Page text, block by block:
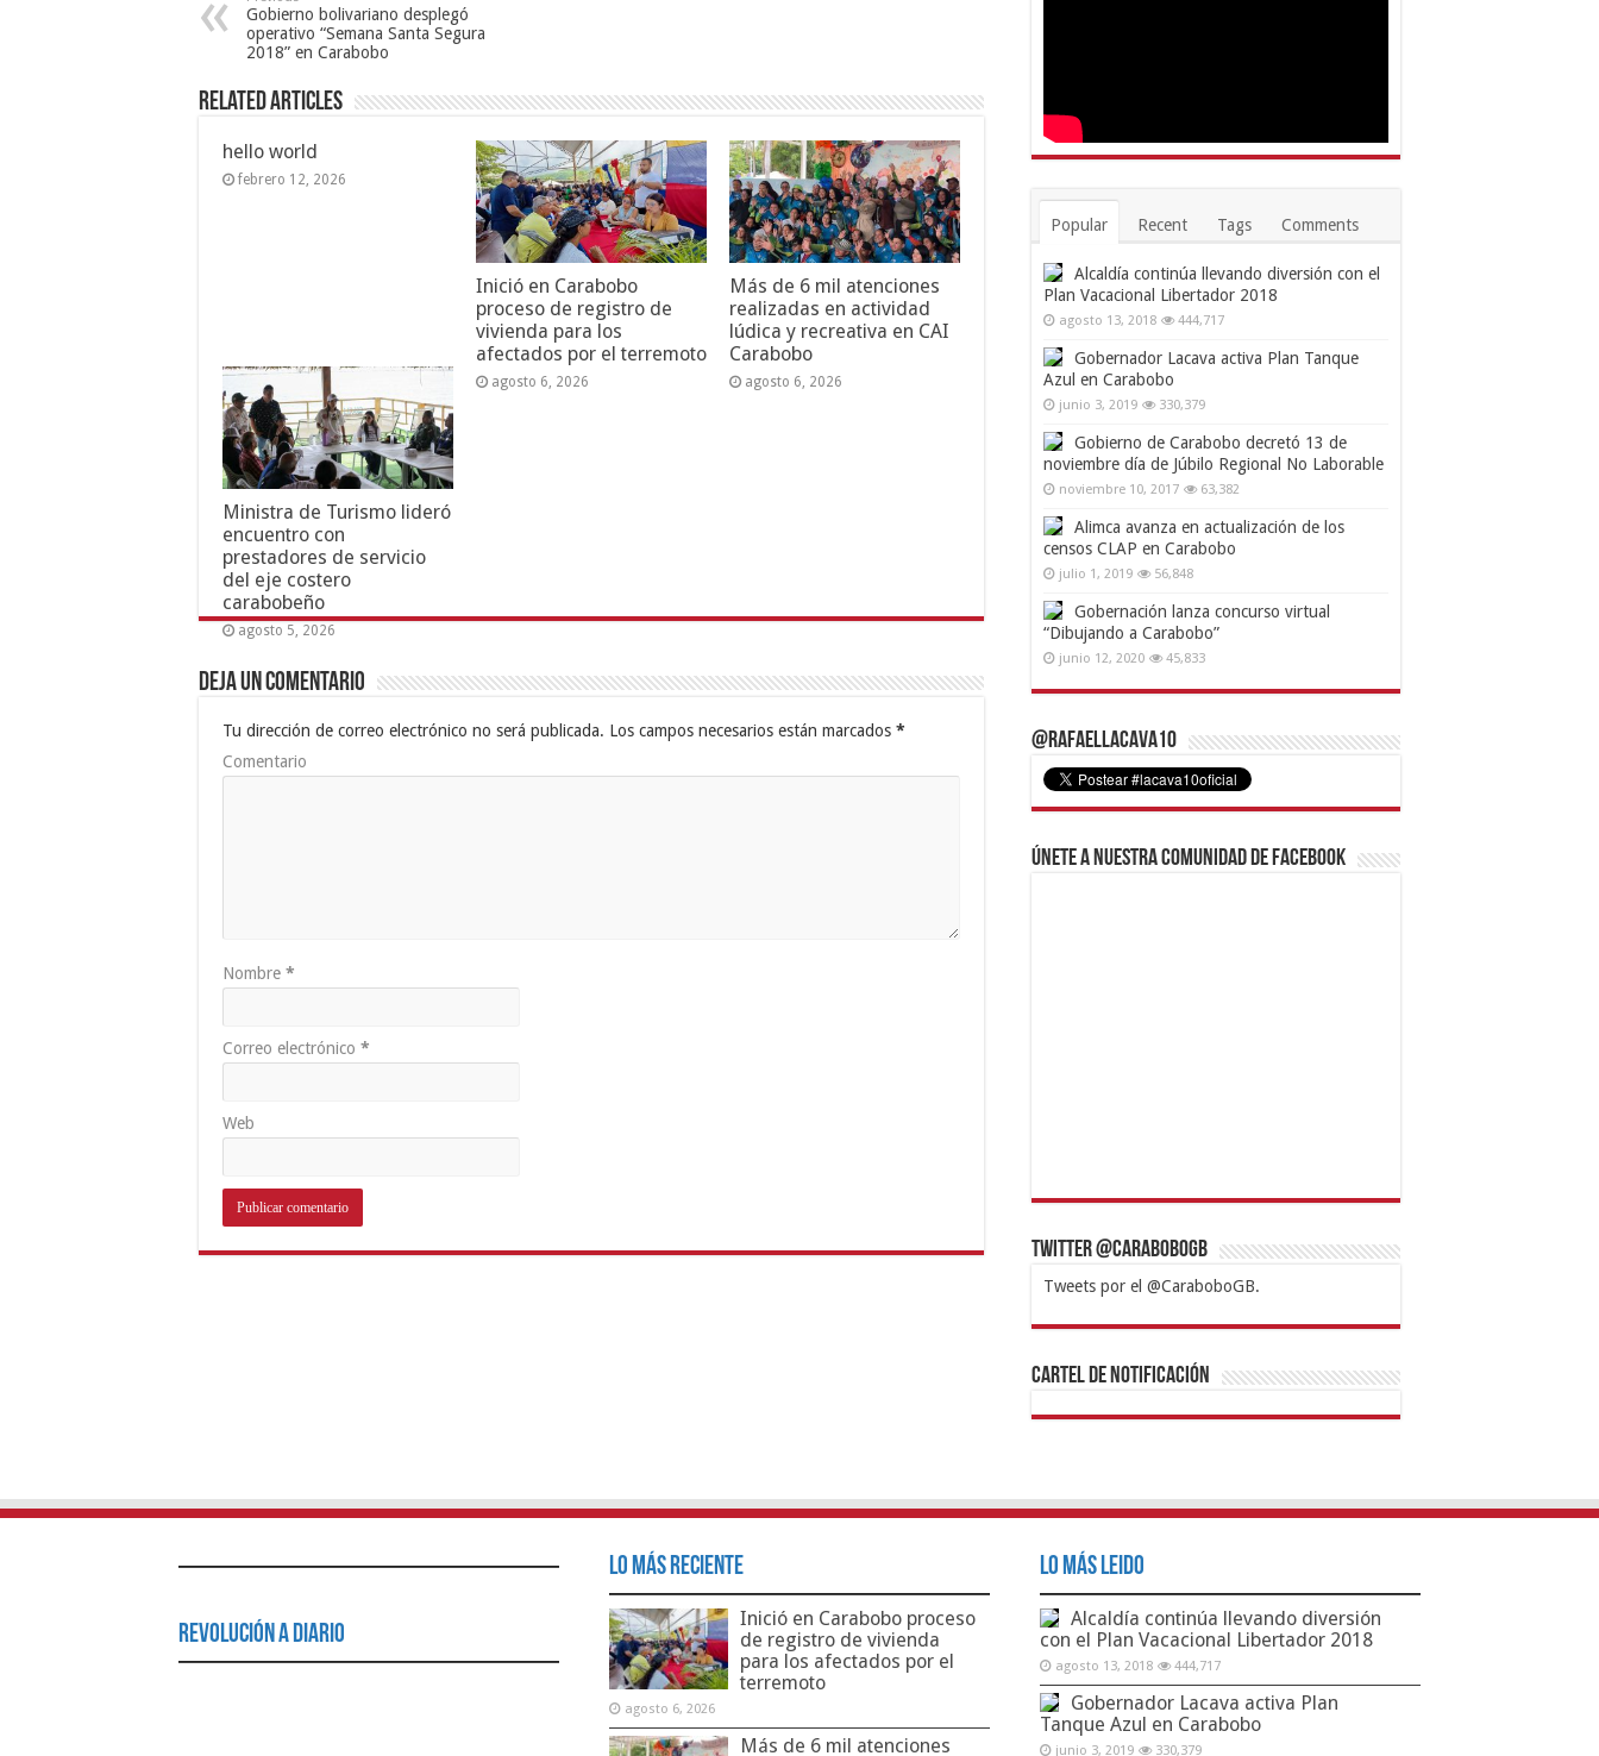
Gobierno bolivariano desplegó
operativo “Semana Santa Segura
2018” en Carabobo
Related Articles
hello world
febrero 12, 2026
Inició en Carabobo
proceso de registro de
vivienda para los
afectados por el terremoto
agosto 6, 2026
Más de 6 mil atenciones
realizadas en actividad
lúdica y recreativa en CAI
Carabobo
agosto 6, 2026
Ministra de Turismo lideró
encuentro con
prestadores de servicio
del eje costero
carabobeño
agosto 5, 2026
Deja un comentario
Tu dirección de correo electrónico no será publicada. Los campos necesarios están marcados *
Comentario
Nombre *
Correo electrónico *
Web
Popular Recent Tags Comments
Alcaldía continúa llevando diversión con el
Plan Vacacional Libertador 2018
agosto 13, 2018 444,717
Gobernador Lacava activa Plan Tanque
Azul en Carabobo
junio 3, 2019 330,379
Gobierno de Carabobo decretó 13 de
noviembre día de Júbilo Regional No Laborable
noviembre 10, 2017 63,382
Alimca avanza en actualización de los
censos CLAP en Carabobo
julio 1, 2019 56,848
Gobernación lanza concurso virtual
“Dibujando a Carabobo”
junio 12, 2020 45,833
@RafaelLacava10
Únete a nuestra comunidad de Facebook
Twitter @CaraboboGB
Tweets por el @CaraboboGB.
1xbetBetturkeyBetistKralbetSupertotobetTipobet
https://mvbcasino.com/
Cartel de Notificación
Revolución a Diario
Lo Más Reciente
Inició en Carabobo proceso
de registro de vivienda
para los afectados por el
terremoto
agosto 6, 2026
Más de 6 mil atenciones
Lo Más Leido
Alcaldía continúa llevando diversión
con el Plan Vacacional Libertador 2018
agosto 13, 2018 444,717
Gobernador Lacava activa Plan
Tanque Azul en Carabobo
junio 3, 2019 330,379